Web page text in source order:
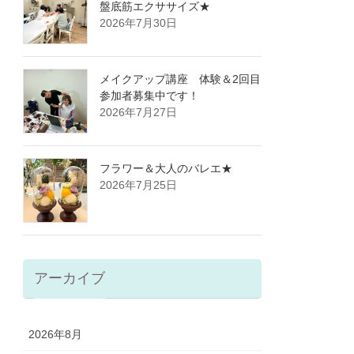
盤底筋エクササイズ★
2026年7月30日
メイクアップ講座 体験＆2回目
参加者募集中です！
2026年7月27日
フラワー＆大人のバレエ★
2026年7月25日
アーカイブ
2026年8月